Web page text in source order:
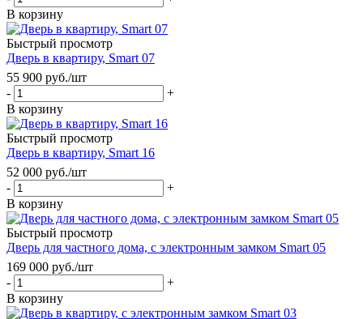
В корзину
Быстрый просмотр
Дверь в квартиру, Smart 07
55 900 руб./шт
-
+
В корзину
Быстрый просмотр
Дверь в квартиру, Smart 16
52 000 руб./шт
-
+
В корзину
Быстрый просмотр
Дверь для частного дома, с электронным замком Smart 05
169 000 руб./шт
-
+
В корзину